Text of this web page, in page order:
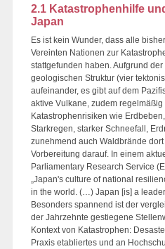
2.1 Katastrophenhilfe
Japan
Es ist kein Wunder, dass alle
Vereinten Nationen zur
stattgefunden haben. Aufgrund
geologischen Struktur (vier
aufeinander, es gibt auf dem
aktive Vulkane, zudem regelmäßig
Katastrophenrisiken wie
Starkregen, starker Schneefall,
zunehmend auch Waldbrände
Vorbereitung darauf. In einem
Parliamentary Research Service
„Japan's culture of national
in the world. (…) Japan [is] a
Besonders spannend ist der
der Jahrzehnte gestiegene
Kontext von Katastrophen:
Praxis etabliertes und an